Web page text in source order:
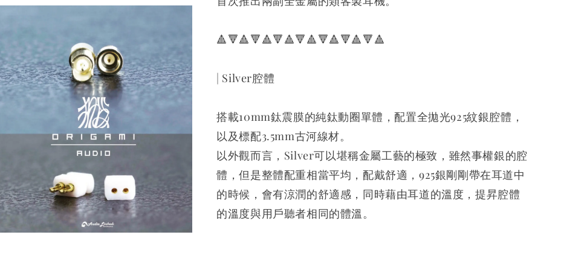
🔺🔻🔺🔻🔺🔻🔺🔻🔺🔻🔺🔻🔺🔻🔺
| Silver腔體
搭載10mm鈦震膜的純鈦動圈單體，配置全拋光925紋銀腔體，
以及標配3.5mm古河線材。
以外觀而言，Silver可以堪稱金屬工藝的極致，雖然事權銀的腔
體，但是整體配重相當平均，配戴舒適，925銀剛剛帶在耳道中
的時候，會有涼潤的舒適感，同時藉由耳道的溫度，提昇腔體
的溫度與用戶聽者相同的體溫。